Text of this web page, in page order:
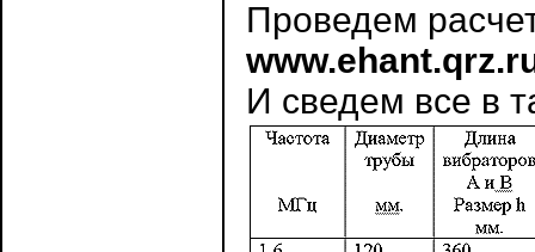
Проведем
И сведем все в